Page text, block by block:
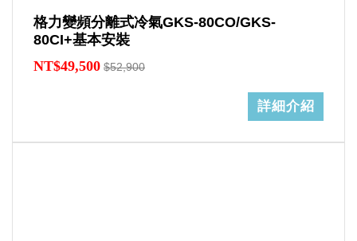
格力變頻分離式冷氣GKS-80CO/GKS-
80CI+基本安裝
NT$49,500 $52,900
詳細介紹